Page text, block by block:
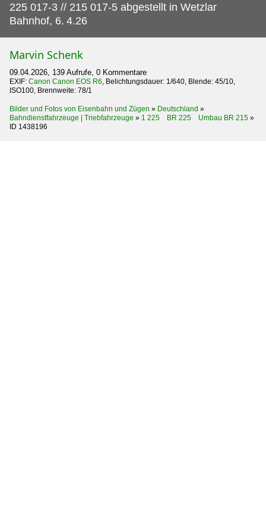
225 017-3 // 215 017-5 abgestellt in Wetzlar
Bahnhof, 6. 4.26
Marvin Schenk
09.04.2026, 139 Aufrufe, 0 Kommentare
EXIF: Canon Canon EOS R6, Belichtungsdauer: 1/640, Blende: 45/10,
ISO100, Brennweite: 78/1
Bilder und Fotos von Eisenbahn und Zügen » Deutschland »
Bahndienstfahrzeuge | Triebfahrzeuge » 1 225 BR 225 Umbau BR 215 »
ID 1438196